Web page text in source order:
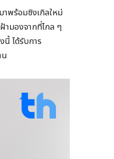
าพร้อมซิงเกิลใหม่
ามองจากที่ไกล ๆ
นี้ ได้รับการ